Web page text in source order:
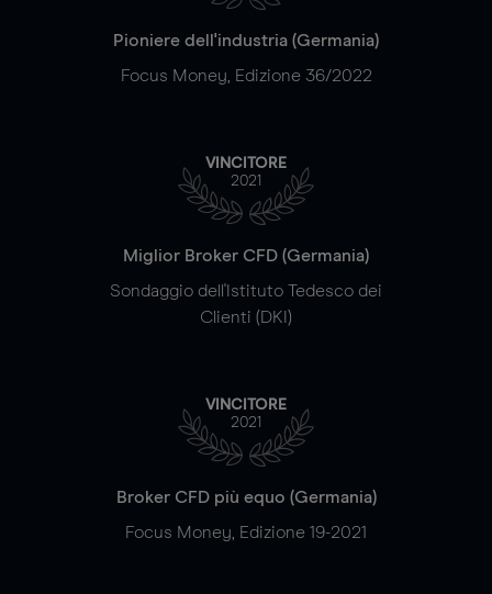
Pioniere dell'industria (Germania)
Focus Money, Edizione 36/2022
VINCITORE
2021
Miglior Broker CFD (Germania)
Sondaggio dell'Istituto Tedesco dei
Clienti (DKI)
VINCITORE
2021
Broker CFD più equo (Germania)
Focus Money, Edizione 19-2021